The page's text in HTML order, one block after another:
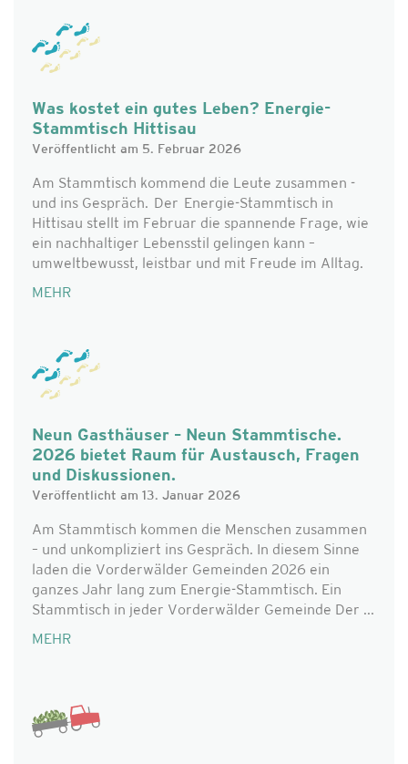
Was kostet ein gutes Leben? Energie-
Stammtisch Hittisau
Veröffentlicht am 5. Februar 2026
Am Stammtisch kommend die Leute zusammen -
und ins Gespräch. Der Energie-Stammtisch in
Hittisau stellt im Februar die spannende Frage, wie
ein nachhaltiger Lebensstil gelingen kann –
umweltbewusst, leistbar und mit Freude im Alltag.
MEHR
Neun Gasthäuser – Neun Stammtische.
2026 bietet Raum für Austausch, Fragen
und Diskussionen.
Veröffentlicht am 13. Januar 2026
Am Stammtisch kommen die Menschen zusammen
– und unkompliziert ins Gespräch. In diesem Sinne
laden die Vorderwälder Gemeinden 2026 ein
ganzes Jahr lang zum Energie-Stammtisch. Ein
Stammtisch in jeder Vorderwälder Gemeinde Der ...
MEHR